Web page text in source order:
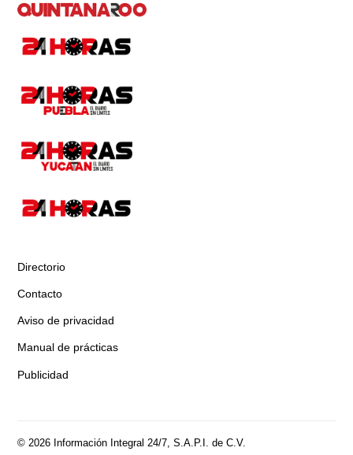
Directorio
Contacto
Aviso de privacidad
Manual de prácticas
Publicidad
© 2026 Información Integral 24/7, S.A.P.I. de C.V.